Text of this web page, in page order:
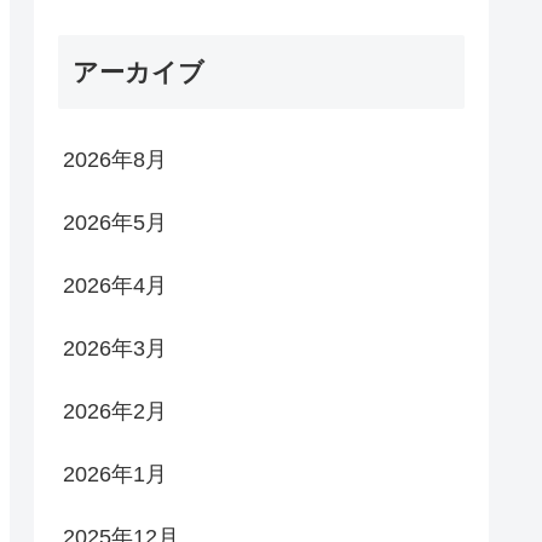
アーカイブ
2026年8月
2026年5月
2026年4月
2026年3月
2026年2月
2026年1月
2025年12月